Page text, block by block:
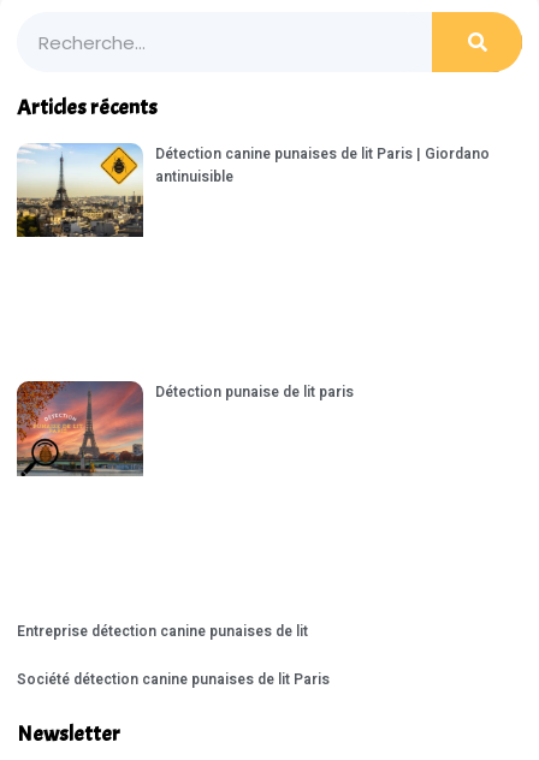
Articles récents
Détection canine punaises de lit Paris | Giordano
antinuisible
Détection punaise de lit paris
Entreprise détection canine punaises de lit
Société détection canine punaises de lit Paris
Newsletter